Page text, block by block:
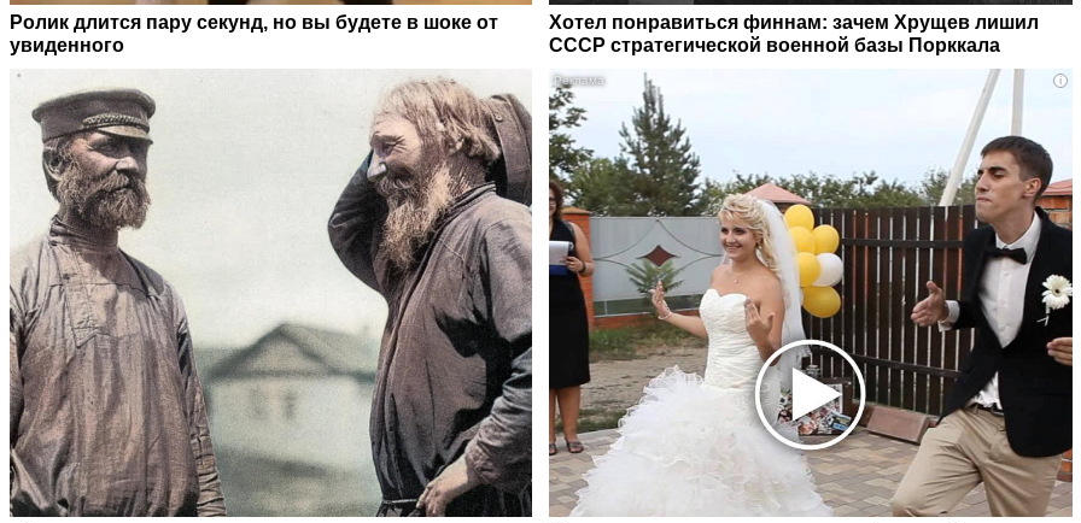
Ролик длится пару секунд, но вы будете в шоке от
увиденного
Хотел понравиться финнам: зачем Хрущев лишил
СССР стратегической военной базы Порккала
i